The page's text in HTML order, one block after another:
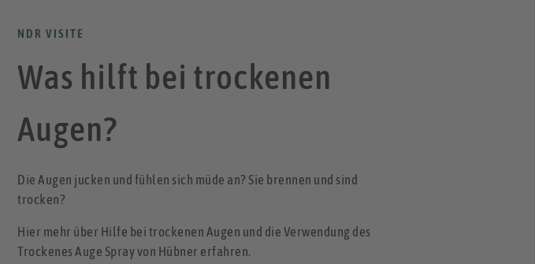
NDR VISITE
Was hilft bei trockenen
Augen?
Die Augen jucken und fühlen sich müde an? Sie brennen und sind
trocken?
Hier mehr über Hilfe bei trockenen Augen und die Verwendung des
Trockenes Auge Spray von Hübner erfahren.